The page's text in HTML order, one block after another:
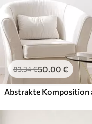
83.34€50.00 €